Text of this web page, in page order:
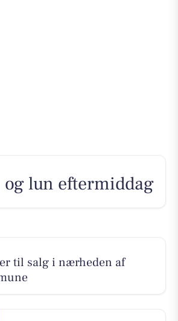
og lun eftermiddag
til salg i nærheden af